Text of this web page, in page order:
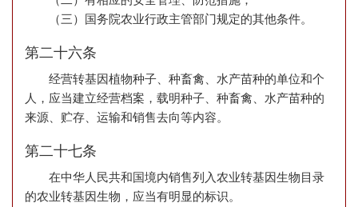
（三）国务院农业行政主管部门规定的其他条件。
第二十六条
经营转基因植物种子、种畜禽、水产苗种的单位和个
人，应当建立经营档案，载明种子、种畜禽、水产苗种的
来源、贮存、运输和销售去向等内容。
第二十七条
在中华人民共和国境内销售列入农业转基因生物目录
的农业转基因生物，应当有明显的标识。